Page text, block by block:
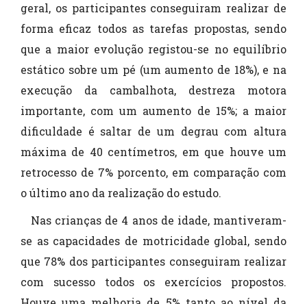
geral, os participantes conseguiram realizar de
forma eficaz todos as tarefas propostas, sendo
que a maior evolução registou-se no equilíbrio
estático sobre um pé (um aumento de 18%), e na
execução da cambalhota, destreza motora
importante, com um aumento de 15%; a maior
dificuldade é saltar de um degrau com altura
máxima de 40 centímetros, em que houve um
retrocesso de 7% porcento, em comparação com
o último ano da realização do estudo.
Nas crianças de 4 anos de idade, mantiveram-
se as capacidades de motricidade global, sendo
que 78% dos participantes conseguiram realizar
com sucesso todos os exercícios propostos.